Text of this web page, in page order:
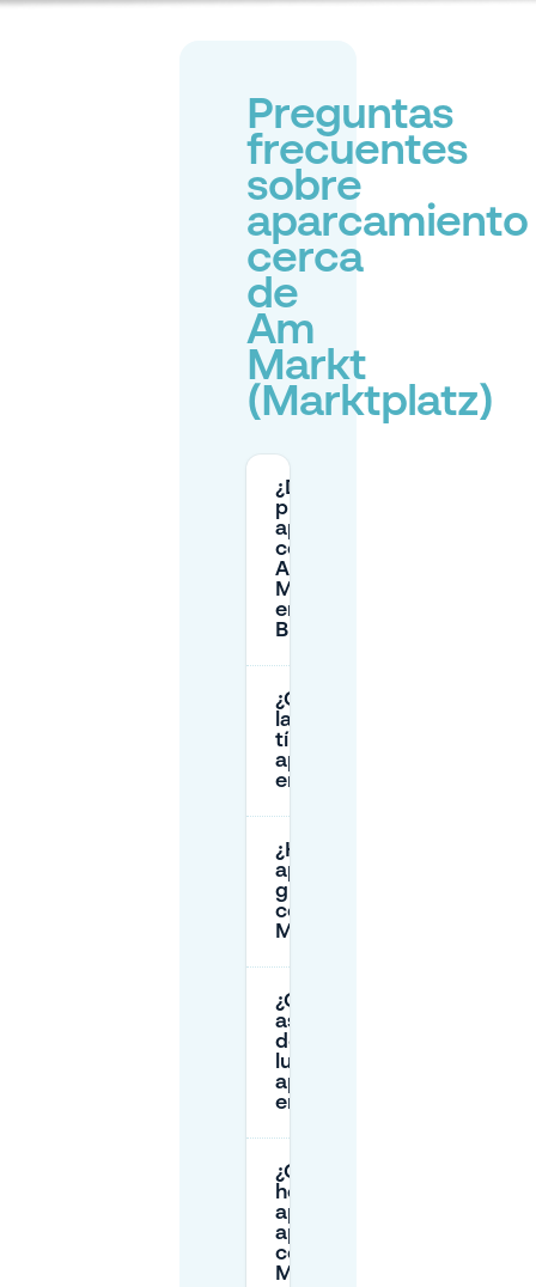
Preguntas
frecuentes
sobre
aparcamiento
cerca
de
Am
Markt
(Marktplatz)
¿Dónde
puedo
aparcar
cerca de
Am
Markt
en
Bremen?
¿Cuáles son
las tarifas
típicas de
aparcamiento
en Am Markt?
¿Hay
aparcamiento
gratuito
cerca de Am
Markt?
¿Cómo puedo
asegurarme
de tener un
lugar de
aparcamiento
en Am Markt?
¿Cuáles son los
horarios de
apertura de los
aparcamientos
cerca de Am
Markt?